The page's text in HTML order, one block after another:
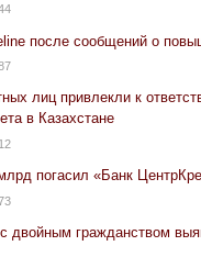
после сообщений о
лиц привлекли к
в Казахстане
погасил «Банк
двойным гражданством